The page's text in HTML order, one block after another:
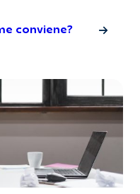
conviene?